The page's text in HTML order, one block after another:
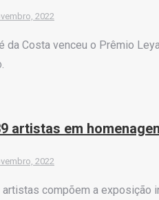
2022
Costa venceu o Prêmio
artistas em
2022
compõem a exposição